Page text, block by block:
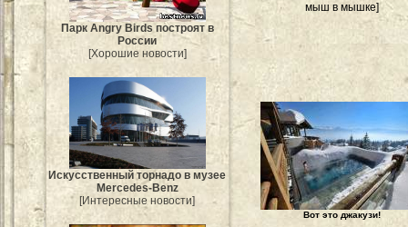
Парк Angry Birds построят в
России
[Хорошие новости]
Искусственный торнадо в музее
Mercedes-Benz
[Интересные новости]
мыш в мышке]
Вот это джакузи!